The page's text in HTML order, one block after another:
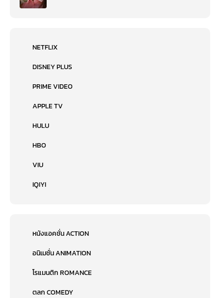
NETFLIX
DISNEY PLUS
PRIME VIDEO
APPLE TV
HULU
HBO
VIU
IQIYI
หนังแอคชั่น ACTION
อนิเมชั่น ANIMATION
โรแมนติก ROMANCE
ตลก COMEDY